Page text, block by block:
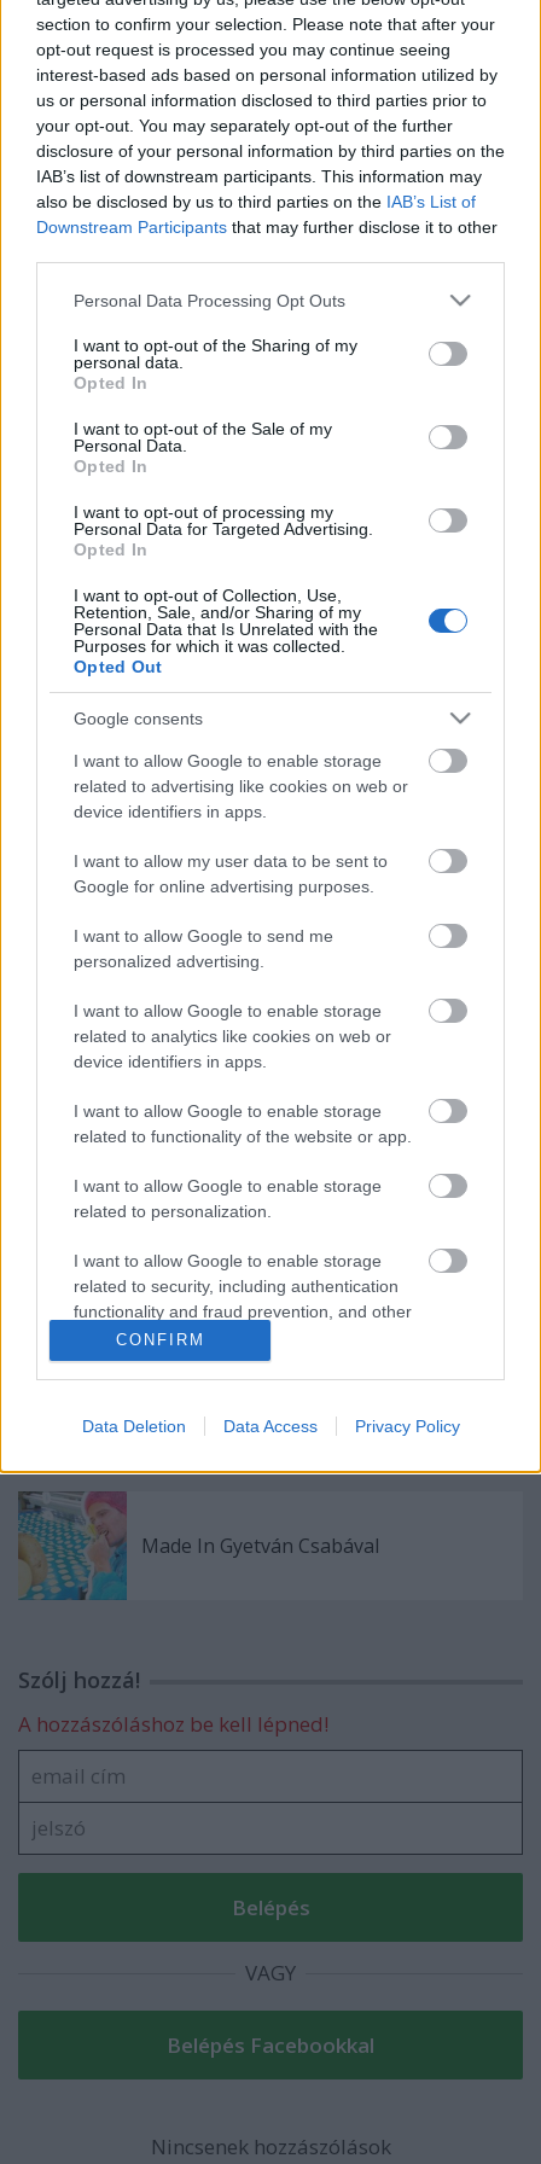
section to confirm your selection. Please note that after your
opt-out request is processed you may continue seeing
interest-based ads based on personal information utilized by
us or personal information disclosed to third parties prior to
your opt-out. You may separately opt-out of the further
disclosure of your personal information by third parties on the
IAB’s list of downstream participants. This information may
also be disclosed by us to third parties on the IAB’s List of
Downstream Participants that may further disclose it to other
Please note that this website/app uses one or more Google
not limited to your visit or usage behaviour. You may click to
grant or deny consent to Google and its third-party tags to
use your data for below specified purposes in below Google
consent section.
Personal Data Processing Opt Outs
I want to opt-out of the Sharing of my
personal data.
Opted In
I want to opt-out of the Sale of my
Personal Data.
Opted In
I want to opt-out of processing my
Personal Data for Targeted Advertising.
Opted In
I want to opt-out of Collection, Use,
Retention, Sale, and/or Sharing of my
Personal Data that Is Unrelated with the
Purposes for which it was collected.
Opted Out
Google consents
I want to allow Google to enable storage
related to advertising like cookies on web or
device identifiers in apps.
I want to allow my user data to be sent to
Google for online advertising purposes.
I want to allow Google to send me
personalized advertising.
I want to allow Google to enable storage
related to analytics like cookies on web or
device identifiers in apps.
I want to allow Google to enable storage
related to functionality of the website or app.
I want to allow Google to enable storage
related to personalization.
I want to allow Google to enable storage
related to security, including authentication
functionality and fraud prevention, and other
user protection.
CONFIRM
Data Deletion Data Access Privacy Policy
esőzések fagyérzékennyé teszik a diófákat.
Szeptember -Szent Mihály hava
A héten megkezdődnek az „emberes”
hónapok:szeptember szép ember, november csúf
ember, december rossz ember. Hagyományosan
utolsósorban elkezdődik az iskola.
- szeptember 1.(Egyed): Az őszi búza és rozs
vetésének kezdőnapja. A szőlőhegyen e naptól
Egyes helyeken a gazda úgy védte szőlőjét a
gonosztól, hogy virradat előtt meztelenül körüljárta
gallyakat.
Időjósló nap is: "Amilyen az Egyed nap, olyan lesz az
egész hónap." Ha esik, esős szeptemberre
számíthatunk, ha nem, szárazra.
Ha tetszett a bejegyzés, oszd meg ismerőseiddel és
csatlakozz aKapanyél Facebook-közösségéhez!
Címkék:dió szeptember régi népélet naptára
Ajánlott bejegyzések:
Régi népélet naptára
Régi népélet naptára
A természetes kert
Made In Gyetván Csabával
Szólj hozzá!
A hozzászóláshoz be kell lépned!
VAGY
Nincsenek hozzászólások